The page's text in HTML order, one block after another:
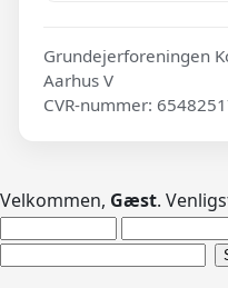
Grundejerforeningen
Aarhus V
CVR-nummer:
Velkommen, Gæst.